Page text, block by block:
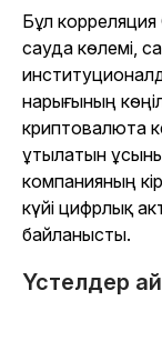
Бұл корреляция
сауда көлемі,
нарығының
криптовалюта
ұтылатын
компанияның
күйі цифрлық
байланысты.
Үстелдер